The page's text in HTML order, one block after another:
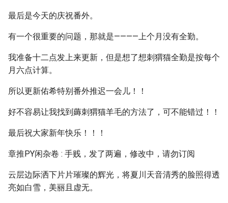
最后是今天的庆祝番外。
有一个很重要的问题，那就是————上个月没有全勤。
我准备十二点发上来更新，但是想了想刺猬猫全勤是按每个
月六点计算。
所以更新佑希特别番外推迟一会儿！！
好不容易让我找到薅刺猬猫羊毛的方法了，可不能错过！！
最后祝大家新年快乐！！！
章推PY闲杂卷 : 手贱，发了两遍，修改中，请勿订阅
云层边际洒下片片璀璨的辉光，将夏川天音清秀的脸照得透
亮如白雪，美丽且虚无。